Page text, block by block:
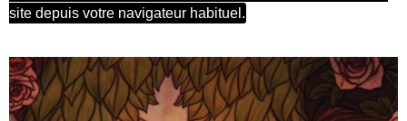
site depuis votre navigateur habituel.